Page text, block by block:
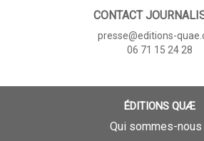
CONTACT
presse@editions-
06 71 15 24 28
ÉDITIONS QUÆ
Qui sommes-nous